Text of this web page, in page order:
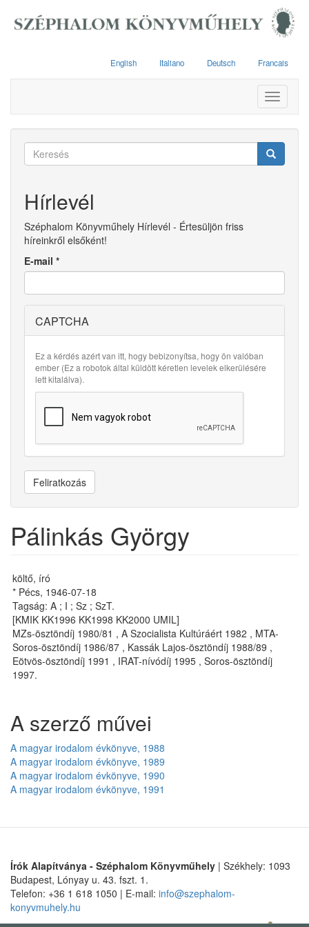
English Italiano Deutsch Francais
Toggle
Keresés
Hírlevél
Széphalom Könyvműhely Hírlevél - Értesüljön friss
híreinkről elsőként!
E-mail *
CAPTCHA
Ez a kérdés azért van itt, hogy bebizonyítsa, hogy ön valóban
ember (Ez a robotok által küldött kéretlen levelek elkerülésére
lett kitalálva).
Feliratkozás
Pálinkás György
költő, író
* Pécs, 1946-07-18
Tagság: A ; I ; Sz ; SzT.
[KMIK KK1996 KK1998 KK2000 UMIL]
MZs-ösztöndíj 1980/81 , A Szocialista Kultúráért 1982 , MTA-
Soros-ösztöndíj 1986/87 , Kassák Lajos-ösztöndíj 1988/89 ,
Eötvös-ösztöndíj 1991 , IRAT-nívódíj 1995 , Soros-ösztöndíj
1997.
A szerző művei
A magyar irodalom évkönyve, 1988
A magyar irodalom évkönyve, 1989
A magyar irodalom évkönyve, 1990
A magyar irodalom évkönyve, 1991
Írók Alapítványa - Széphalom Könyvműhely | Székhely: 1093
Budapest, Lónyay u. 43. fszt. 1.
Telefon: +36 1 618 1050 | E-mail: info@szephalom-
konyvmuhely.hu